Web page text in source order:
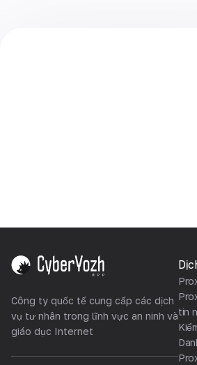
Công ty quốc tế cung cấp các dịch
vụ tư nhân trong lĩnh vực an ninh và
giáo dục Internet
tin